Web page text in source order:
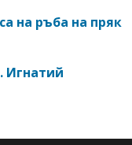
на ръба на пряк
Игнатий